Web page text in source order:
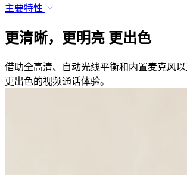
主要特性
更清晰，更明亮 更出色
借助全高清、自动光线平衡和内置麦克风
更出色的视频通话体验。